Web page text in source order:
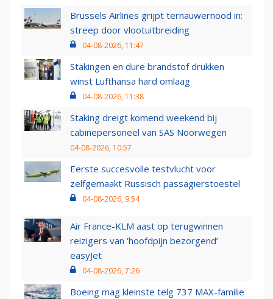
Brussels Airlines grijpt ternauwernood in:
streep door vlootuitbreiding
04-08-2026, 11:47
Stakingen en dure brandstof drukken
winst Lufthansa hard omlaag
04-08-2026, 11:38
Staking dreigt komend weekend bij
cabinepersoneel van SAS Noorwegen
04-08-2026, 10:57
Eerste succesvolle testvlucht voor
zelfgemaakt Russisch passagierstoestel
04-08-2026, 9:54
Air France-KLM aast op terugwinnen
reizigers van ‘hoofdpijn bezorgend’
easyJet
04-08-2026, 7:26
Boeing mag kleinste telg 737 MAX-familie